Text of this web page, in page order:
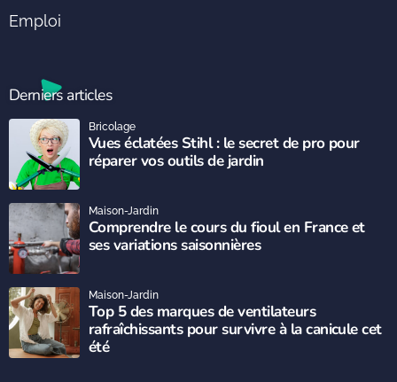
Emploi
Derniers articles
Vues éclatées Stihl : le secret de pro pour
réparer vos outils de jardin
Bricolage
Comprendre le cours du fioul en France et
ses variations saisonnières
Maison-Jardin
Top 5 des marques de ventilateurs
rafraîchissants pour survivre à la canicule cet
été
Maison-Jardin